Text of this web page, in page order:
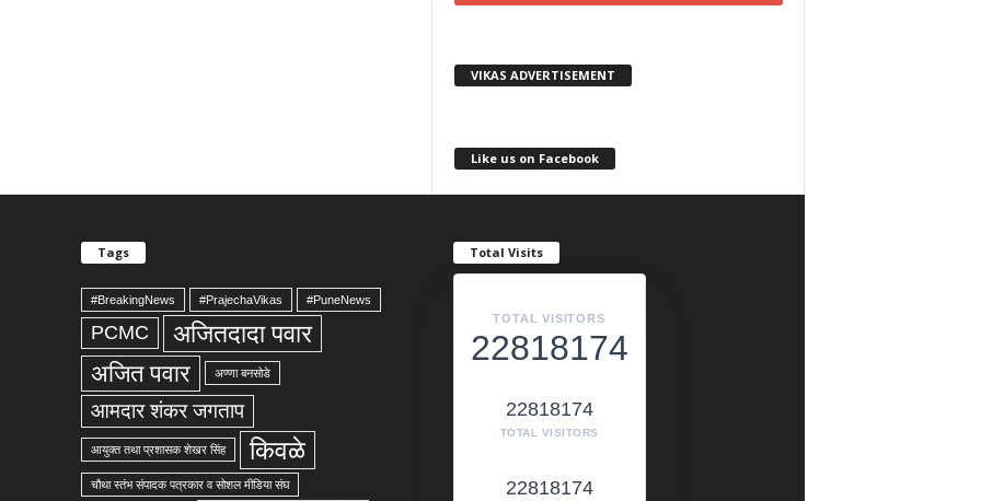
VIKAS ADVERTISEMENT
Like us on Facebook
Tags
#BreakingNews #PrajechaVikas #PuneNews
PCMC अजितदादा पवार
अजित पवार अण्णा बनसोडे
आमदार शंकर जगताप
आयुक्त तथा प्रशासक शेखर सिंह किवळे
चौथा स्तंभ संपादक पत्रकार व सोशल मीडिया संघ
Total Visits
TOTAL VISITORS
22818174
22818174
TOTAL VISITORS
22818174